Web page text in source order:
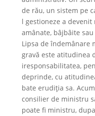
de rău, un sistem pe
l gestioneze a
amânate, bâjbâite
Lipsa de îndemânare
gravă este atitudinea
iresponsabilitatea,
deprinde, cu
bate erudiţia sa.
consilier de ministru
poate fi ministru,